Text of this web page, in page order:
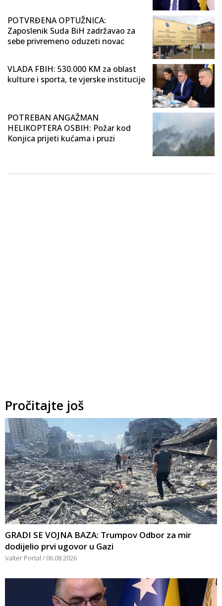
POTVRĐENA OPTUŽNICA:
Zaposlenik Suda BiH zadržavao za
sebe privremeno oduzeti novac
VLADA FBIH: 530.000 KM za oblast
kulture i sporta, te vjerske institucije
POTREBAN ANGAŽMAN
HELIKOPTERA OSBIH: Požar kod
Konjica prijeti kućama i pruzi
Pročitajte još
GRADI SE VOJNA BAZA: Trumpov Odbor za mir
dodijelio prvi ugovor u Gazi
Valter Portal 06.08.2026